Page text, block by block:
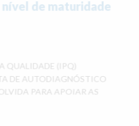
de maturidade
QUALIDADE (IPQ)
DE AUTODIAGNÓSTICO
PARA APOIAR AS